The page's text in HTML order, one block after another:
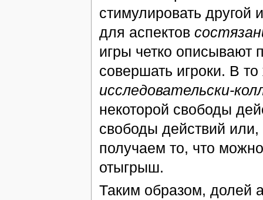
стимулировать
для аспектов
игры четко описывают
совершать игроки. В
исследовательски-
некоторой свободы
свободы действий
получаем то, что
отыгрыш.
Таким образом, долей